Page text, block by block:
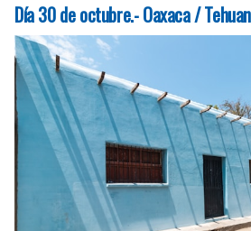
Día 30 de octubre.- Oaxaca /